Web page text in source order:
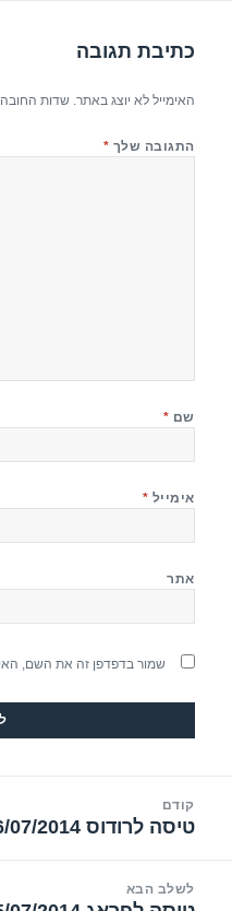
k
כתיבת תגובה
האימייל לא יוצג באתר. שדות
התגובה שלך *
שם *
אימייל *
אתר
שמור בדפדפן זה את השם,
קודם
הפוסט
טיסה לרודוס 16/07/2014
לשלב הבא